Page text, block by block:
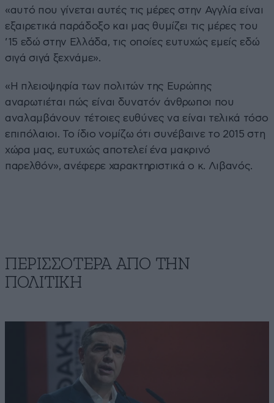
«αυτό που γίνεται αυτές τις μέρες στην Αγγλία είναι
εξαιρετικά παράδοξο και μας θυμίζει τις μέρες του
’15 εδώ στην Ελλάδα, τις οποίες ευτυχώς εμείς εδώ
σιγά σιγά ξεχνάμε».
«Η πλειοψηφία των πολιτών της Ευρώπης
αναρωτιέται πώς είναι δυνατόν άνθρωποι που
αναλαμβάνουν τέτοιες ευθύνες να είναι τελικά τόσο
επιπόλαιοι. Το ίδιο νομίζω ότι συνέβαινε το 2015 στη
χώρα μας, ευτυχώς αποτελεί ένα μακρινό
παρελθόν», ανέφερε χαρακτηριστικά ο κ. Λιβανός.
ΠΕΡΙΣΣΟΤΕΡΑ ΑΠΟ ΤΗΝ
ΠΟΛΙΤΙΚΗ